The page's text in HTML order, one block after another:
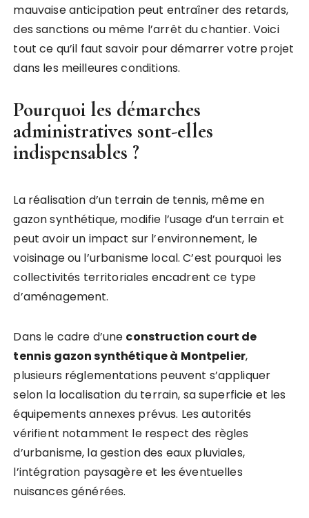
mauvaise anticipation peut entraîner des retards,
des sanctions ou même l’arrêt du chantier. Voici
tout ce qu’il faut savoir pour démarrer votre projet
dans les meilleures conditions.
Pourquoi les démarches
administratives sont-elles
indispensables ?
La réalisation d’un terrain de tennis, même en
gazon synthétique, modifie l’usage d’un terrain et
peut avoir un impact sur l’environnement, le
voisinage ou l’urbanisme local. C’est pourquoi les
collectivités territoriales encadrent ce type
d’aménagement.
Dans le cadre d’une construction court de
tennis gazon synthétique à Montpelier,
plusieurs réglementations peuvent s’appliquer
selon la localisation du terrain, sa superficie et les
équipements annexes prévus. Les autorités
vérifient notamment le respect des règles
d’urbanisme, la gestion des eaux pluviales,
l’intégration paysagère et les éventuelles
nuisances générées.